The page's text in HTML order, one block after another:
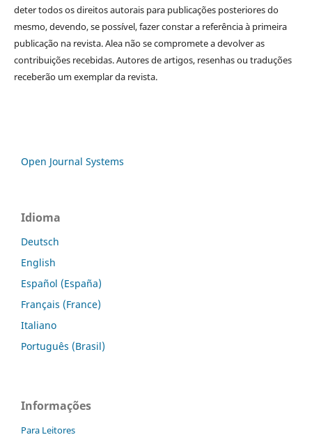
deter todos os direitos autorais para publicações posteriores do
mesmo, devendo, se possível, fazer constar a referência à primeira
publicação na revista. Alea não se compromete a devolver as
contribuições recebidas. Autores de artigos, resenhas ou traduções
receberão um exemplar da revista.
Open Journal Systems
Idioma
Deutsch
English
Español (España)
Français (France)
Italiano
Português (Brasil)
Informações
Para Leitores